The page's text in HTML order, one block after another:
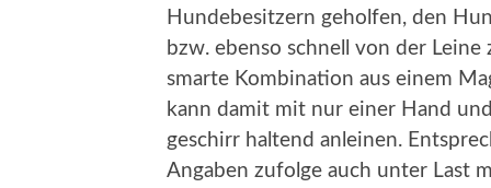
Hundebesitzern geholfen, den
bzw. ebenso schnell von der
smarte Kombination aus einem
kann damit mit nur einer Hand
geschirr haltend anleinen.
Angaben zufolge auch unter Last